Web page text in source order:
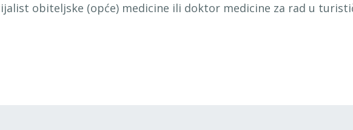
obiteljske (opće) medicine ili doktor medicine za rad u